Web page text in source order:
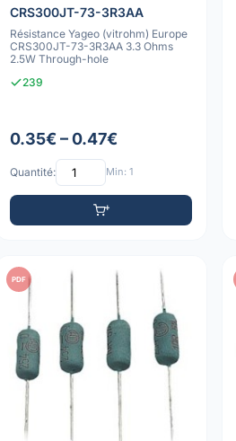
CRS300JT-73-3R3AA
Résistance Yageo (vitrohm) Europe
CRS300JT-73-3R3AA 3.3 Ohms
2.5W Through-hole
239
0.35€ – 0.47€
Quantité: Min: 1
PDF